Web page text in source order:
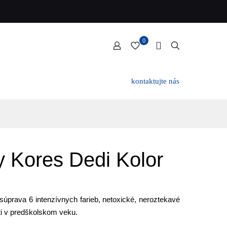
0
kontaktujte nás
Kores Dedi Kolor
6 intenzívnych farieb, netoxické, neroztekavé
v predškolskom veku.